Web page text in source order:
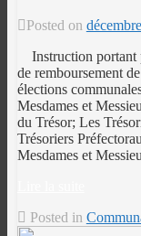
Posted on
Instruction portant
de remboursement
élections
Mesdames et
du Trésor; Les
Trésoriers
Mesdames et
Posted in